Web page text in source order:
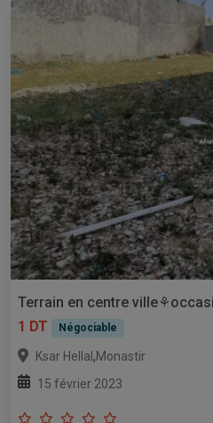
Terrain en centre
1 DT
Négociable
Ksar Hellal,Monastir
15 février 2023